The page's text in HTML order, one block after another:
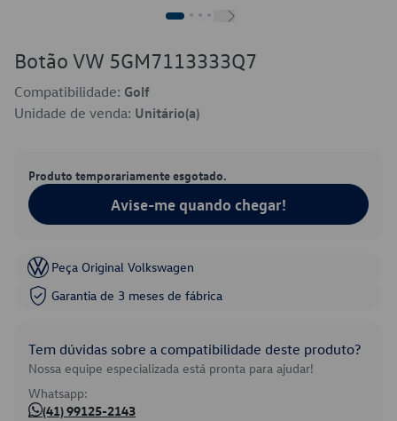
Botão VW 5GM7113333Q7
Compatibilidade: Golf
Unidade de venda: Unitário(a)
Produto temporariamente esgotado.
Avise-me quando chegar!
Peça Original Volkswagen
Garantia de 3 meses de fábrica
Tem dúvidas sobre a compatibilidade deste produto?
Nossa equipe especializada está pronta para ajudar!
Whatsapp:
(41) 99125-2143